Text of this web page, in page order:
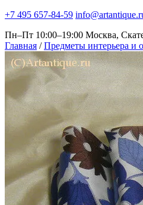
+7 495 657-84-59
Пн–Пт 10:00–19:00 Москва,
Главная / Предметы интерьера и